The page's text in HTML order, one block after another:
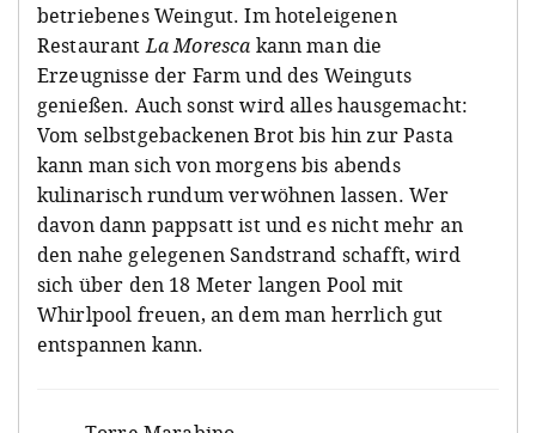
betriebenes Weingut. Im hoteleigenen
RestaurantLa Moresca kann man die
Erzeugnisse der Farm und des Weinguts
genießen. Auch sonst wird alles hausgemacht:
Vom selbstgebackenen Brot bis hin zur Pasta
kann man sich von morgens bis abends
kulinarisch rundum verwöhnen lassen. Wer
davon dann pappsatt ist und es nicht mehr an
den nahe gelegenen Sandstrand schafft, wird
sich über den 18 Meter langen Pool mit
Whirlpool freuen, an dem man herrlich gut
entspannen kann.